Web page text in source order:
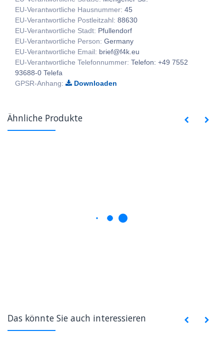
EU-Verantwortliche Hausnummer: 45
EU-Verantwortliche Postleitzahl: 88630
EU-Verantwortliche Stadt: Pfullendorf
EU-Verantwortliche Person: Germany
EU-Verantwortliche Email: brief@f4k.eu
EU-Verantwortliche Telefonnummer: Telefon: +49 7552
93688-0 Telefa
GPSR-Anhang:
Downloaden
Ähnliche Produkte
Das könnte Sie auch interessieren